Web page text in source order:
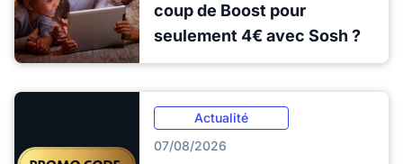
coup de Boost pour
seulement 4€ avec Sosh ?
Actualité
07/08/2026